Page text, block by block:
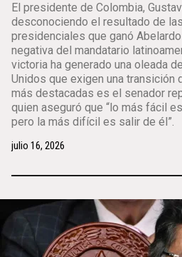
El presidente de Colombia,
desconociendo el resultado de
presidenciales que ganó
negativa del mandatario
victoria ha generado una oleada
Unidos que exigen una transición
más destacadas es el senador
quien aseguró que “lo más fácil
pero la más difícil es salir de él”.
julio 16, 2026